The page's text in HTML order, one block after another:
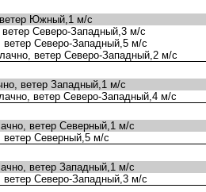
Южный,1 м/с
Северо-Западный,3 м/с
Северо-Западный,5 м/с
ветер Северо-Западный,2 м/с
ветер Западный,1 м/с
ветер Северо-Западный,4 м/с
ветер Северный,1 м/с
Северный,5 м/с
ветер Западный,1 м/с
Северо-Западный,3 м/с